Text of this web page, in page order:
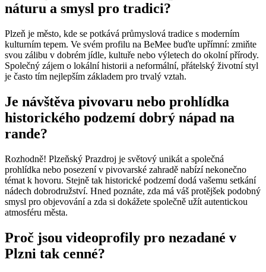
náturu a smysl pro tradici?
Plzeň je město, kde se potkává průmyslová tradice s moderním
kulturním tepem. Ve svém profilu na BeMee buďte upřímní: zmiňte
svou zálibu v dobrém jídle, kultuře nebo výletech do okolní přírody.
Společný zájem o lokální historii a neformální, přátelský životní styl
je často tím nejlepším základem pro trvalý vztah.
Je návštěva pivovaru nebo prohlídka
historického podzemí dobrý nápad na
rande?
Rozhodně! Plzeňský Prazdroj je světový unikát a společná
prohlídka nebo posezení v pivovarské zahradě nabízí nekonečno
témat k hovoru. Stejně tak historické podzemí dodá vašemu setkání
nádech dobrodružství. Hned poznáte, zda má váš protějšek podobný
smysl pro objevování a zda si dokážete společně užít autentickou
atmosféru města.
Proč jsou videoprofily pro nezadané v
Plzni tak cenné?